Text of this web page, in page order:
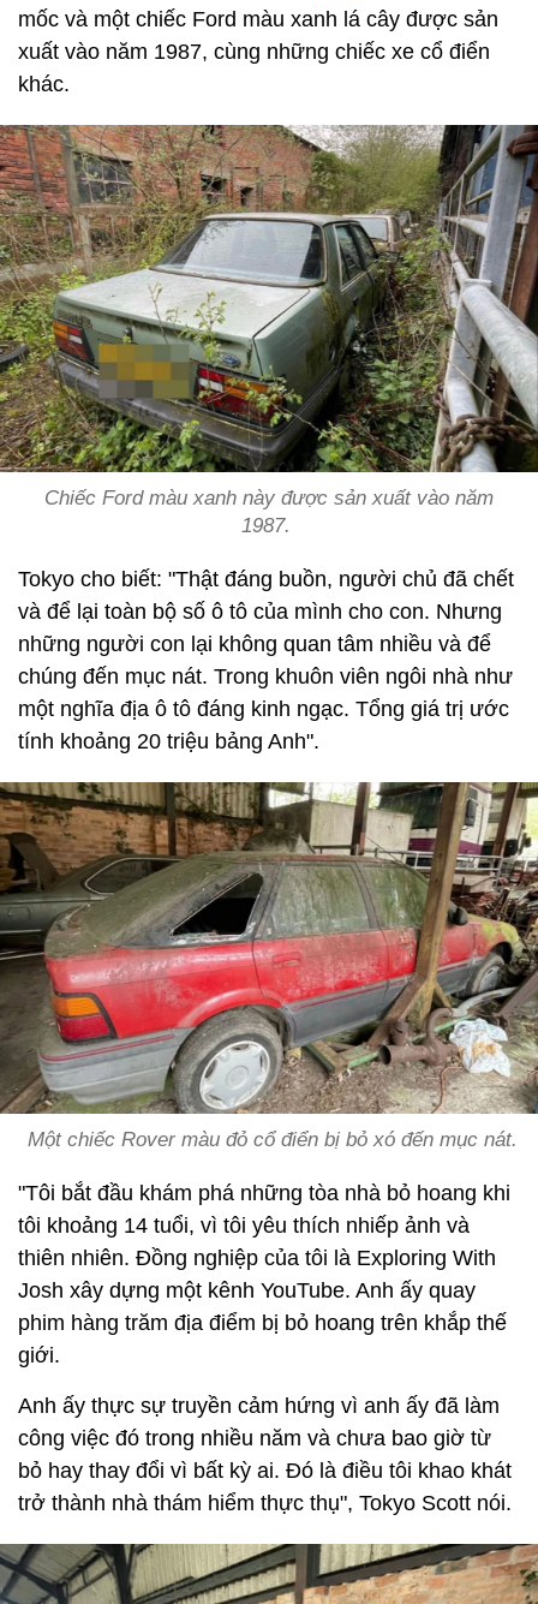
mốc và một chiếc Ford màu xanh lá cây được sản
xuất vào năm 1987, cùng những chiếc xe cổ điển
khác.
Chiếc Ford màu xanh này được sản xuất vào năm
1987.
Tokyo cho biết: "Thật đáng buồn, người chủ đã chết
và để lại toàn bộ số ô tô của mình cho con. Nhưng
những người con lại không quan tâm nhiều và để
chúng đến mục nát. Trong khuôn viên ngôi nhà như
một nghĩa địa ô tô đáng kinh ngạc. Tổng giá trị ước
tính khoảng 20 triệu bảng Anh".
Một chiếc Rover màu đỏ cổ điển bị bỏ xó đến mục nát.
"Tôi bắt đầu khám phá những tòa nhà bỏ hoang khi
tôi khoảng 14 tuổi, vì tôi yêu thích nhiếp ảnh và
thiên nhiên. Đồng nghiệp của tôi là Exploring With
Josh xây dựng một kênh YouTube. Anh ấy quay
phim hàng trăm địa điểm bị bỏ hoang trên khắp thế
giới.
Anh ấy thực sự truyền cảm hứng vì anh ấy đã làm
công việc đó trong nhiều năm và chưa bao giờ từ
bỏ hay thay đổi vì bất kỳ ai. Đó là điều tôi khao khát
trở thành nhà thám hiểm thực thụ", Tokyo Scott nói.